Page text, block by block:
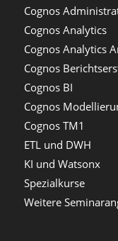
Cognos
Cognos Analytics
Cognos Analytics
Cognos
Cognos BI
Cognos
Cognos TM1
ETL und DWH
KI und Watsonx
Spezialkurse
Weitere